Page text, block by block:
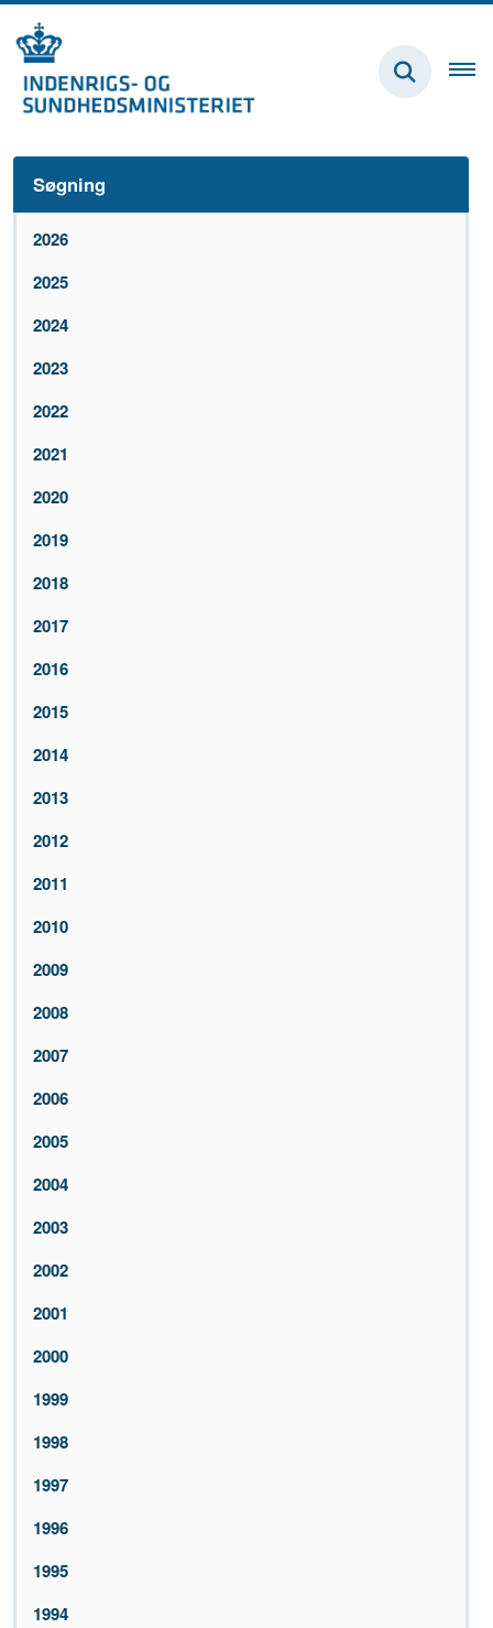
Søgning
2026
2025
2024
2023
2022
2021
2020
2019
2018
2017
2016
2015
2014
2013
2012
2011
2010
2009
2008
2007
2006
2005
2004
2003
2002
2001
2000
1999
1998
1997
1996
1995
1994